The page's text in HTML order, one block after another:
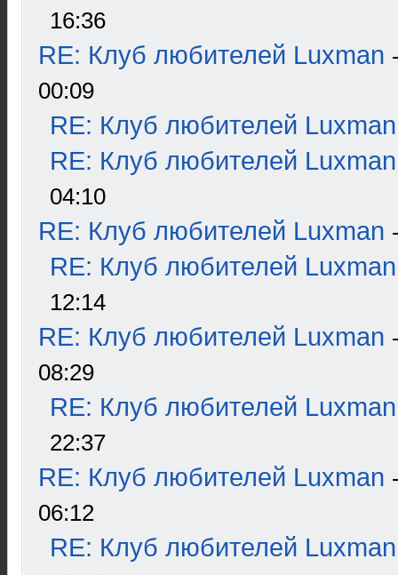
16:36
RE: Клуб любителей Luxman
00:09
RE: Клуб любителей Luxman
RE: Клуб любителей Luxman
04:10
RE: Клуб любителей Luxman
RE: Клуб любителей Luxman
12:14
RE: Клуб любителей Luxman
08:29
RE: Клуб любителей Luxman
22:37
RE: Клуб любителей Luxman
06:12
RE: Клуб любителей Luxman